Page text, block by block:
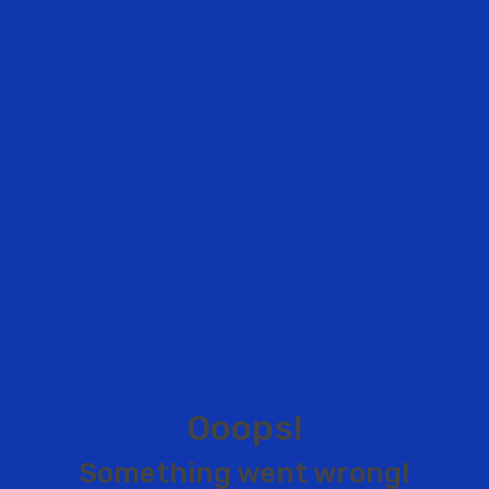
Ooops!
Something went wrong!